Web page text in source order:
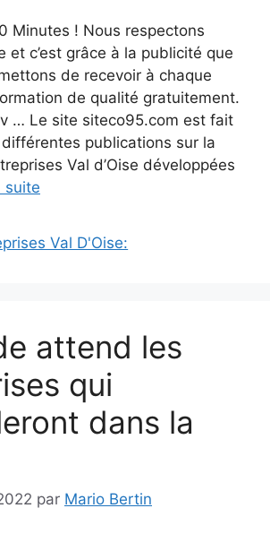
Minutes ! Nous respectons
et c’est grâce à la publicité que
de recevoir à chaque
de qualité gratuitement.
… Le site siteco95.com est fait
publications sur la
Val d’Oise développées
suite
Val D'Oise:
attend les
qui
dans la
par Mario Bertin